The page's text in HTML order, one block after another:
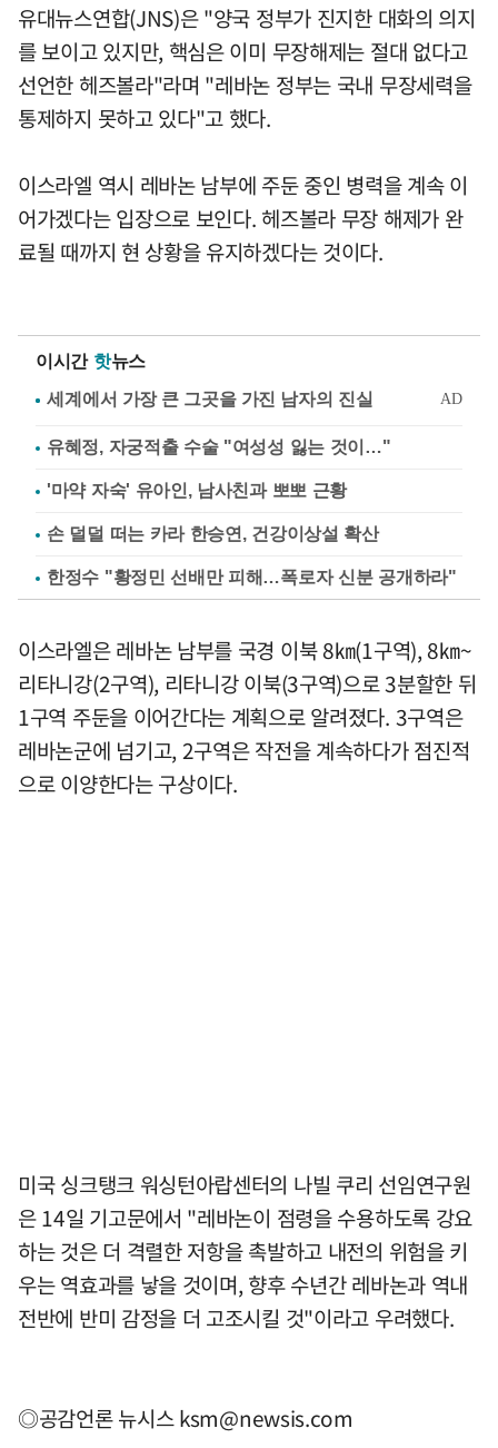
유대뉴스연합(JNS)은 "양국 정부가 진지한 대화의 의지
를 보이고 있지만, 핵심은 이미 무장해제는 절대 없다고
선언한 헤즈볼라"라며 "레바논 정부는 국내 무장세력을
통제하지 못하고 있다"고 했다.
이스라엘 역시 레바논 남부에 주둔 중인 병력을 계속 이
어가겠다는 입장으로 보인다. 헤즈볼라 무장 해제가 완
료될 때까지 현 상황을 유지하겠다는 것이다.
이시간 핫뉴스
유혜정, 자궁적출 수술 "여성성 잃는 것이…"
'마약 자숙' 유아인, 남사친과 뽀뽀 근황
손 덜덜 떠는 카라 한승연, 건강이상설 확산
한정수 "황정민 선배만 피해…폭로자 신분 공개하라"
이스라엘은 레바논 남부를 국경 이북 8㎞(1구역), 8㎞~
리타니강(2구역), 리타니강 이북(3구역)으로 3분할한 뒤
1구역 주둔을 이어간다는 계획으로 알려졌다. 3구역은
레바논군에 넘기고, 2구역은 작전을 계속하다가 점진적
으로 이양한다는 구상이다.
미국 싱크탱크 워싱턴아랍센터의 나빌 쿠리 선임연구원
은 14일 기고문에서 "레바논이 점령을 수용하도록 강요
하는 것은 더 격렬한 저항을 촉발하고 내전의 위험을 키
우는 역효과를 낳을 것이며, 향후 수년간 레바논과 역내
전반에 반미 감정을 더 고조시킬 것"이라고 우려했다.
◎공감언론 뉴시스ksm@newsis.com